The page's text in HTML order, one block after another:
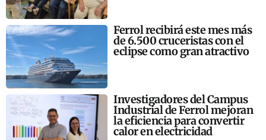
Ferrol recibirá este mes más
de 6.500 cruceristas con el
eclipse como gran atractivo
Investigadores del Campus
Industrial de Ferrol mejoran
la eficiencia para convertir
calor en electricidad